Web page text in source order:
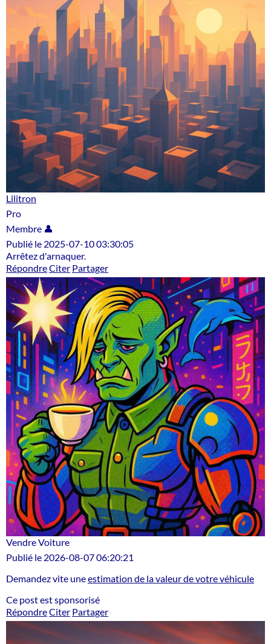
Lilitron
Pro
Membre 👤
Publié le 2025-07-10 03:30:05
Arrêtez d'arnaquer.
RépondreCiter Partager
Vendre Voiture
Publié le 2026-08-07 06:20:21
Demandez vite uneestimation de la valeur de votre véhicule
Ce post est sponsorisé
RépondreCiter Partager